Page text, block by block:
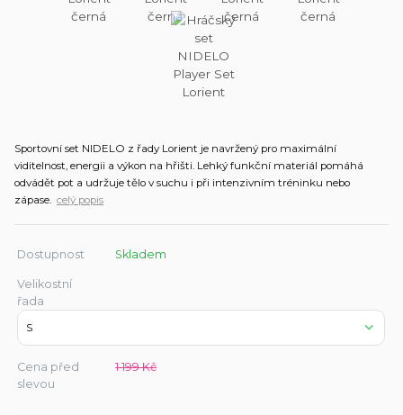
Sportovní set NIDELO z řady Lorient je navržený pro maximální
viditelnost, energii a výkon na hřišti. Lehký funkční materiál pomáhá
odvádět pot a udržuje tělo v suchu i při intenzivním tréninku nebo
zápase. celý popis
Dostupnost Skladem
Velikostní
řada
Cena před
slevou
1 199 Kč